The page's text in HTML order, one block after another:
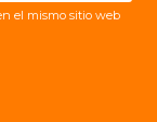
el mismo sitio web